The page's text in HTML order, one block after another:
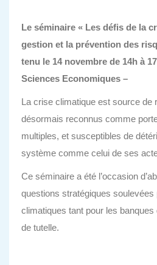
Le séminaire « Les défis de la
gestion et la prévention des
tenu le 14 novembre de 14h à
Sciences Economiques –
La crise climatique est source de
désormais reconnus comme
multiples, et susceptibles de
système comme celui de ses
Ce séminaire a été l’occasion
questions stratégiques soulevées
climatiques tant pour les banques
de tutelle.